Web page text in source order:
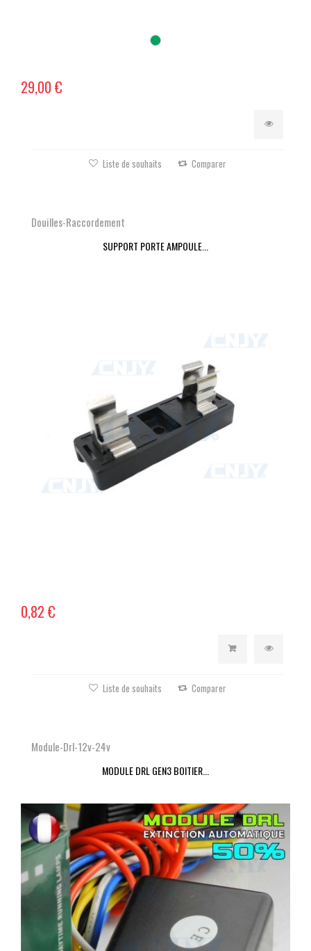
29,00 €
Liste de souhaits Comparer
Douilles-Raccordement
SUPPORT PORTE AMPOULE...
0,82 €
Liste de souhaits Comparer
Module-Drl-12v-24v
MODULE DRL GEN3 BOITIER...